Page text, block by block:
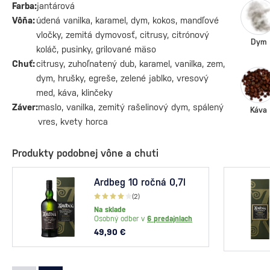
Farba:jantárová
Vôňa:údená vanilka, karamel, dym, kokos, mandľové
vločky, zemitá dymovosť, citrusy, citrónový
koláč, pusinky, grilované mäso
Chuť:citrusy, zuhoľnatený dub, karamel, vanilka, zem,
dym, hrušky, egreše, zelené jablko, vresový
med, káva, klinčeky
Záver:maslo, vanilka, zemitý rašelinový dym, spálený
vres, kvety horca
Dym
Káva
Produkty podobnej vône a chuti
Ardbeg 10 ročná 0,7l
(2)
Na sklade
Osobný odber v 6 predajniach
49,90 €